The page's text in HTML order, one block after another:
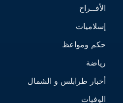
الأفــراح
إسلاميات
حكم ومواعظ
رياضة
أخبار طرابلس و الشمال
الوفيات